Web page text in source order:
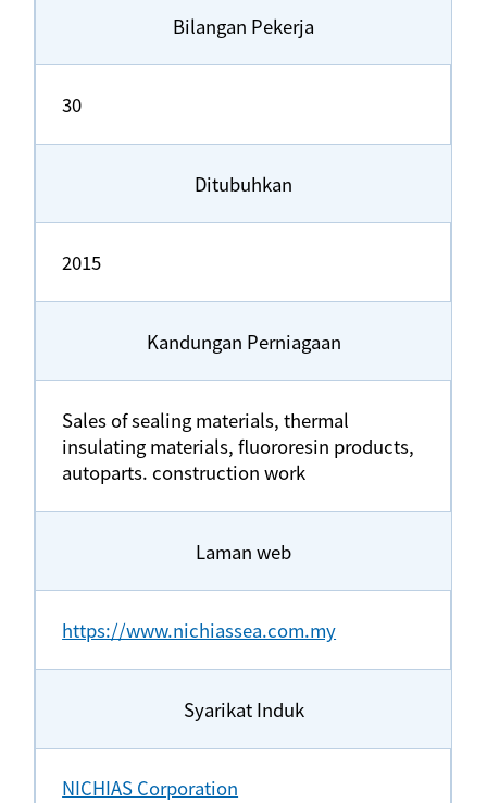
Bilangan Pekerja
30
Ditubuhkan
2015
Kandungan Perniagaan
Sales of sealing materials, thermal
insulating materials, fluororesin products,
autoparts. construction work
Laman web
https://www.nichiassea.com.my
Syarikat Induk
NICHIAS Corporation